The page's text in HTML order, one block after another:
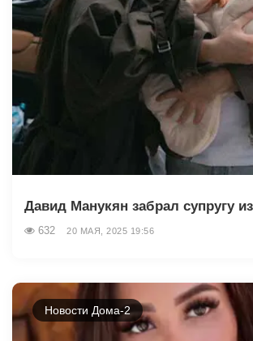
Давид Манукян забрал супругу
632 20 МАЯ, 2025 19:56
Новости Дома-2